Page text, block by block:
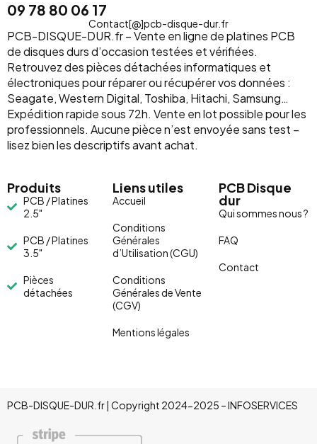
09 78 80 06 17
Contact[@]pcb-disque-dur.fr
PCB-DISQUE-DUR.fr – Vente en ligne de platines PCB
de disques durs d’occasion testées et vérifiées.
Retrouvez des pièces détachées informatiques et
électroniques pour réparer ou récupérer vos données :
Seagate, Western Digital, Toshiba, Hitachi, Samsung…
Expédition rapide sous 72h. Vente en lot possible pour les
professionnels. Aucune pièce n’est envoyée sans test –
lisez bien les descriptifs avant achat.
Produits
PCB / Platines
2.5"
PCB / Platines
3.5"
Pièces
détachées
Liens utiles
Accueil
Conditions
Générales
d’Utilisation (CGU)
Conditions
Générales de Vente
(CGV)
Mentions légales
PCB Disque
dur
Qui sommes nous ?
FAQ
Contact
PCB-DISQUE-DUR.fr | Copyright 2024-2025 – INFOSERVICES